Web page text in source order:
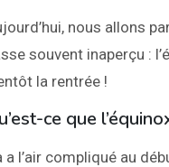
nous allons
souvent inaperçu :
la rentrée !
ce que
a l’air compliqué au